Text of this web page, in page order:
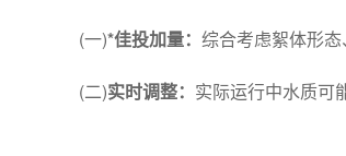
(一)*佳投加量： 综合考虑絮体形
(二)实时调整： 实际运行中水质可